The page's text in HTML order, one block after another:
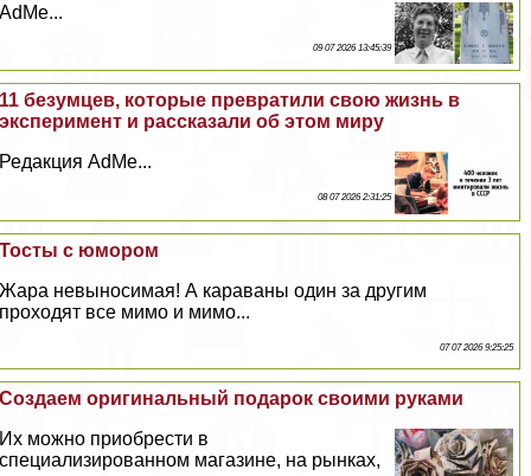
AdMe...
09 07 2026 13:45:39
11 безумцев, которые превратили свою жизнь в
эксперимент и рассказали об этом миру
Редакция AdMe...
08 07 2026 2:31:25
Тосты с юмором
Жара невыносимая! А караваны один за другим
проходят все мимо и мимо...
07 07 2026 9:25:25
Создаем оригинальный подарок своими руками
Их можно приобрести в
специализированном магазине, на рынках,